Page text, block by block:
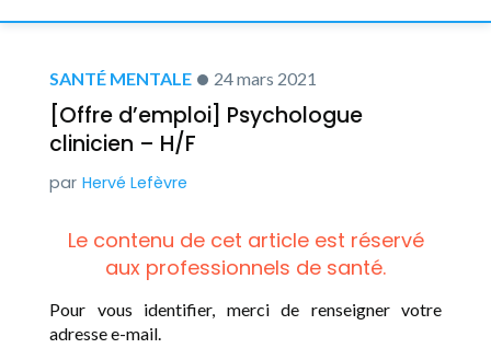
SANTÉ MENTALE 24 mars 2021
[Offre d’emploi] Psychologue
clinicien – H/F
Hervé Lefèvre
Le contenu de cet article est réservé
aux professionnels de santé.
Pour vous identifier, merci de renseigner votre
adresse e-mail.